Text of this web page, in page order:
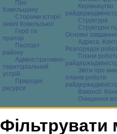
Про
Ковельщину
Сторінки історії
землі Ковельської
Герб та
прапор
Паспорт
району
Адміністративно-
територіальний
устрій
Природні
ресурси
Керівництво
Структура
Структурні
Основні завдання
Адреса.
Розпорядок
Плани
Звіти про
планів роботи
Вакансії.
Очищення
Фільтрувати